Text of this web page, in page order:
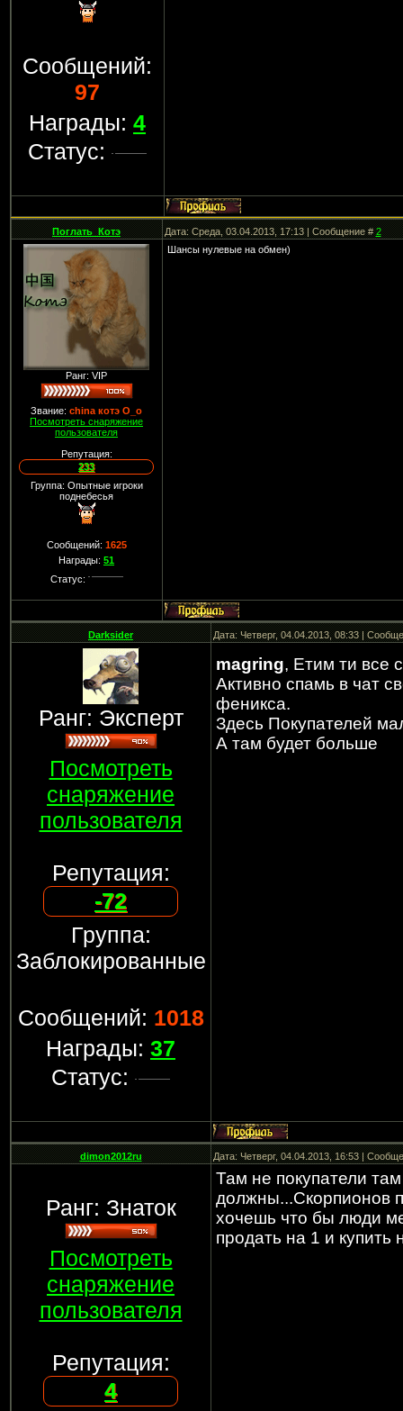
Сообщений:
97
Награды: 4
Статус:
Поглать_Котэ Дата: Среда, 03.04.2013, 17:13 | Сообщение #2
Ранг: VIP
Звание: china котэ О_о
Посмотреть снаряжение
пользователя
Репутация:
233
Группа: Опытные игроки
поднебесья
Сообщений: 1625
Награды: 51
Статус:
Шансы нулевые на обмен)
Darksider Дата: Четверг, 04.04.2013, 08:33 |
Ранг: Эксперт
Посмотреть
снаряжение
пользователя
Репутация:
-72
Группа:
Заблокированные
Сообщений: 1018
Награды: 37
Статус:
magring, Етим ти все
Активно спамь в чат
феникса.
Здесь Покупателей
А там будет больше
dimon2012ru Дата: Четверг, 04.04.2013, 16:53 |
Ранг: Знаток
Посмотреть
снаряжение
пользователя
Репутация:
4
Там не покупатели
должны...Скорпионов
хочешь что бы люди
продать на 1 и купить